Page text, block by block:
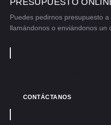
PRESUPUESTO
Puedes pedirnos presupuesto
llamándonos o enviándonos un
CONTÁCTANOS